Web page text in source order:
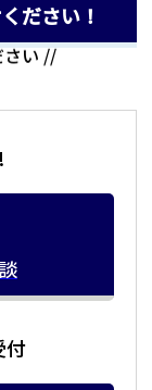
ださい！
付